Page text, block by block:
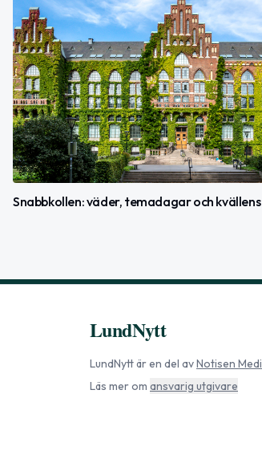
Snabbkollen: väder, temadagar och
LundNytt
LundNyttär en del avNotisen
Läs mer om ansvarig utgivare